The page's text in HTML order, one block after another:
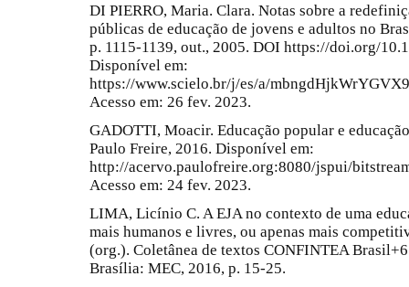
DI PIERRO, Maria. Clara. Notas sobre a
públicas de educação de jovens e adultos no
p. 1115-1139, out., 2005. DOI https://doi.org/
Disponível em:
https://www.scielo.br/j/es/a/
Acesso em: 26 fev. 2023.
GADOTTI, Moacir. Educação popular e
Paulo Freire, 2016. Disponível em:
http://acervo.paulofreire.org:8080/jspui/
Acesso em: 24 fev. 2023.
LIMA, Licínio C. A EJA no contexto de uma
mais humanos e livres, ou apenas mais
(org.). Coletânea de textos CONFINTEA
Brasília: MEC, 2016, p. 15-25.